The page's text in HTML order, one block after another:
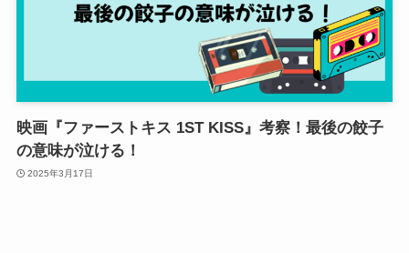
映画『ファーストキス 1ST KISS』考察！最後の餃子
の意味が泣ける！
2025年3月17日